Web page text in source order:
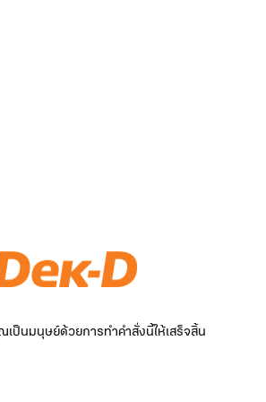
เป็นมนุษย์ด้วยการทำคำสั่งนี้ให้เสร็จสิ้น